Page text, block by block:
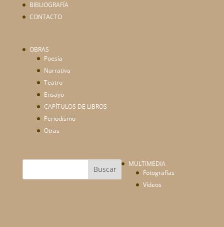
BIBLIOGRAFÍA
CONTACTO
OBRAS
Poesía
Narrativa
Teatro
Ensayo
CAPÍTULOS DE LIBROS
Periodismo
Otras
MULTIMEDIA
Fotografías
Vídeos